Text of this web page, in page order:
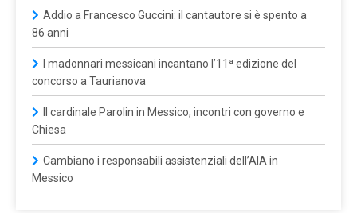
Addio a Francesco Guccini: il cantautore si è spento a
86 anni
I madonnari messicani incantano l’11ª edizione del
concorso a Taurianova
Il cardinale Parolin in Messico, incontri con governo e
Chiesa
Cambiano i responsabili assistenziali dell’AIA in
Messico